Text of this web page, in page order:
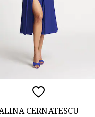
CERNATESCU